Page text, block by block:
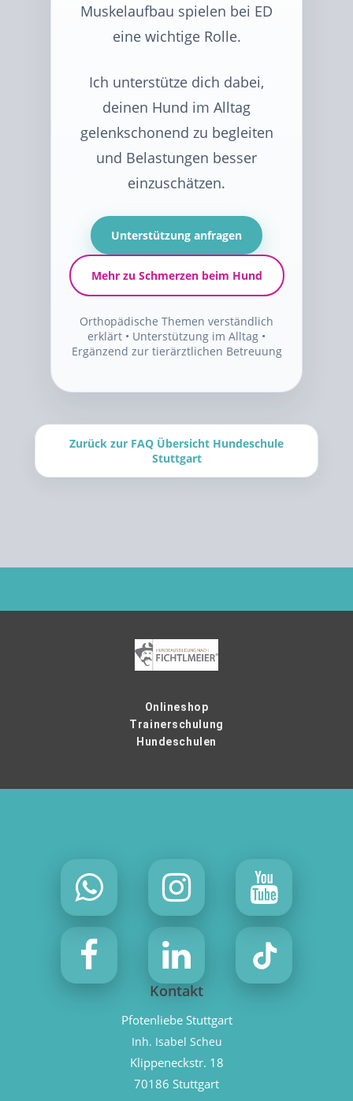
Muskelaufbau spielen bei ED
eine wichtige Rolle.
Ich unterstütze dich dabei,
deinen Hund im Alltag
gelenkschonend zu begleiten
und Belastungen besser
einzuschätzen.
Unterstützung anfragen
Mehr zu Schmerzen beim Hund
Orthopädische Themen verständlich
erklärt • Unterstützung im Alltag •
Ergänzend zur tierärztlichen Betreuung
Zurück zur FAQ Übersicht Hundeschule
Stuttgart
Onlineshop
Trainerschulung
Hundeschulen
Kontakt
Pfotenliebe Stuttgart
Inh. Isabel Scheu
Klippeneckstr. 18
70186 Stuttgart